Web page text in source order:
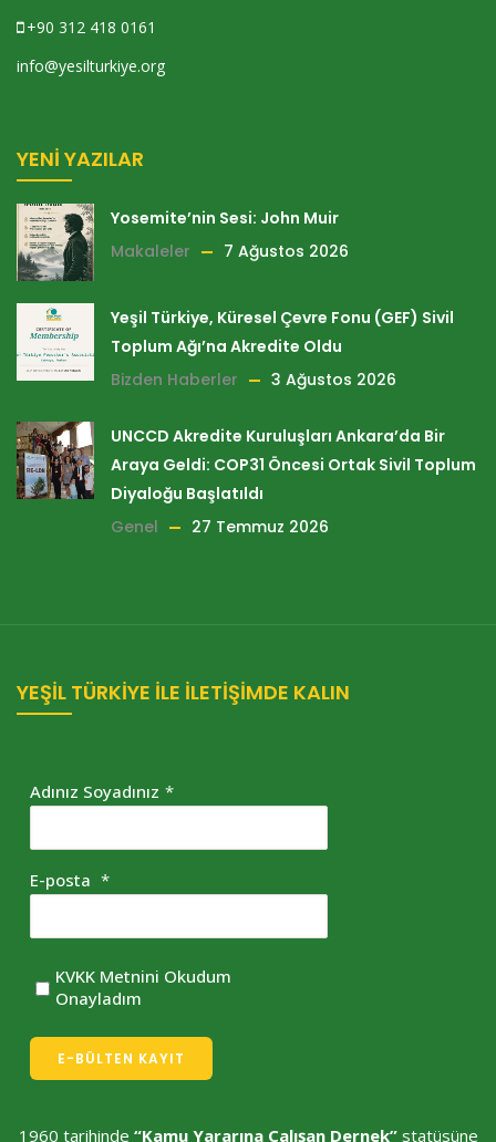
+90 312 418 0161
info@yesilturkiye.org
YENI YAZILAR
Yosemite’nin Sesi: John Muir
Makaleler
7 Ağustos 2026
Yeşil Türkiye, Küresel Çevre Fonu (GEF) Sivil
Toplum Ağı’na Akredite Oldu
Bizden Haberler
3 Ağustos 2026
UNCCD Akredite Kuruluşları Ankara’da Bir
Araya Geldi: COP31 Öncesi Ortak Sivil Toplum
Diyaloğu Başlatıldı
Genel
27 Temmuz 2026
YEŞİL TÜRKİYE İLE İLETİŞİMDE KALIN
Adınız Soyadınız *
E-posta *
KVKK Metnini Okudum
Onayladım
E-BÜLTEN KAYIT
1960 tarihinde “Kamu Yararına Çalışan Dernek”statüsüne